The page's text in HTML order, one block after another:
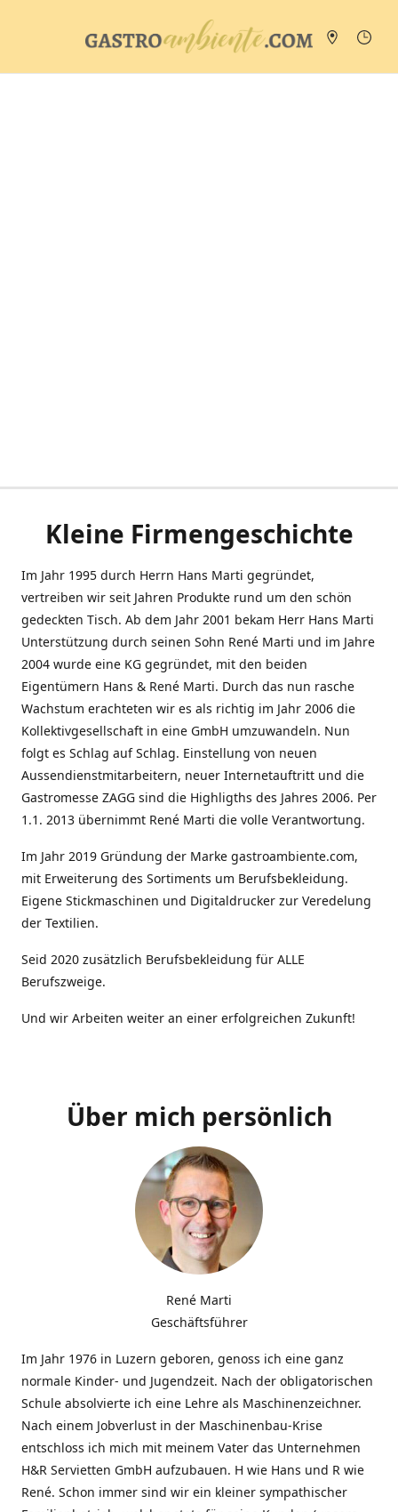
Kleine Firmengeschichte
Im Jahr 1995 durch Herrn Hans Marti gegründet,
vertreiben wir seit Jahren Produkte rund um den schön
gedeckten Tisch. Ab dem Jahr 2001 bekam Herr Hans Marti
Unterstützung durch seinen Sohn René Marti und im Jahre
2004 wurde eine KG gegründet, mit den beiden
Eigentümern Hans & René Marti. Durch das nun rasche
Wachstum erachteten wir es als richtig im Jahr 2006 die
Kollektivgesellschaft in eine GmbH umzuwandeln. Nun
folgt es Schlag auf Schlag. Einstellung von neuen
Aussendienstmitarbeitern, neuer Internetauftritt und die
Gastromesse ZAGG sind die Highligths des Jahres 2006. Per
1.1. 2013 übernimmt René Marti die volle Verantwortung.
Im Jahr 2019 Gründung der Marke gastroambiente.com,
mit Erweiterung des Sortiments um Berufsbekleidung.
Eigene Stickmaschinen und Digitaldrucker zur Veredelung
der Textilien.
Seid 2020 zusätzlich Berufsbekleidung für ALLE
Berufszweige.
Und wir Arbeiten weiter an einer erfolgreichen Zukunft!
Über mich persönlich
René Marti
Geschäftsführer
Im Jahr 1976 in Luzern geboren, genoss ich eine ganz
normale Kinder- und Jugendzeit. Nach der obligatorischen
Schule absolvierte ich eine Lehre als Maschinenzeichner.
Nach einem Jobverlust in der Maschinenbau-Krise
entschloss ich mich mit meinem Vater das Unternehmen
H&R Servietten GmbH aufzubauen. H wie Hans und R wie
René. Schon immer sind wir ein kleiner sympathischer